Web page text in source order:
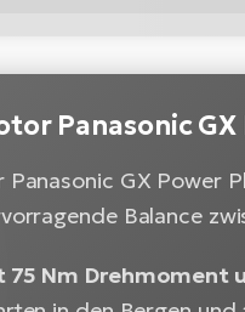
Panasonic GX
Panasonic GX Power
Balance
75 Nm Drehmoment